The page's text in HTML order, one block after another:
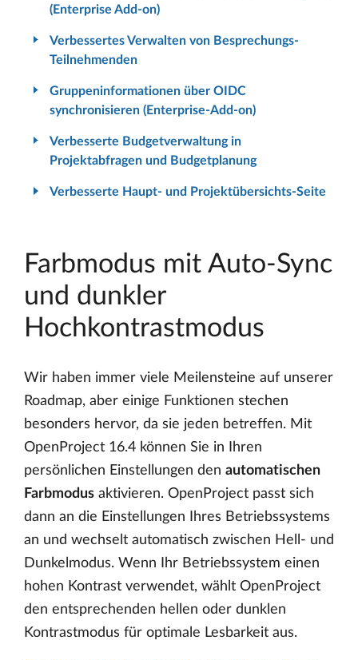
(Enterprise Add-on)
Verbessertes Verwalten von Besprechungs-
Teilnehmenden
Gruppeninformationen über OIDC
synchronisieren (Enterprise-Add-on)
Verbesserte Budgetverwaltung in
Projektabfragen und Budgetplanung
Verbesserte Haupt- und Projektübersichts-Seite
Farbmodus mit Auto-Sync
und dunkler
Hochkontrastmodus
Wir haben immer viele Meilensteine auf unserer
Roadmap, aber einige Funktionen stechen
besonders hervor, da sie jeden betreffen. Mit
OpenProject 16.4 können Sie in Ihren
persönlichen Einstellungen den automatischen
Farbmodus aktivieren. OpenProject passt sich
dann an die Einstellungen Ihres Betriebssystems
an und wechselt automatisch zwischen Hell- und
Dunkelmodus. Wenn Ihr Betriebssystem einen
hohen Kontrast verwendet, wählt OpenProject
den entsprechenden hellen oder dunklen
Kontrastmodus für optimale Lesbarkeit aus.